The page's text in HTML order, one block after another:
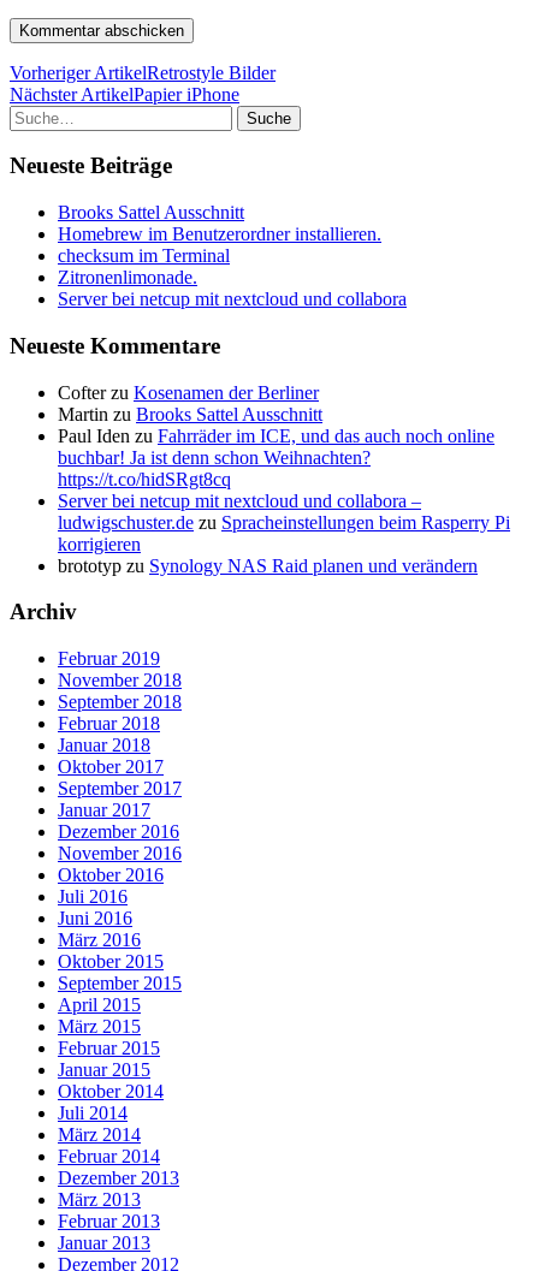
Vorheriger ArtikelRetrostyle Bilder
Nächster ArtikelPapier iPhone
Suche
Neueste Beiträge
Brooks Sattel Ausschnitt
Homebrew im Benutzerordner installieren.
checksum im Terminal
Zitronenlimonade.
Server bei netcup mit nextcloud und collabora
Neueste Kommentare
Cofterzu Kosenamen der Berliner
Martin zu Brooks Sattel Ausschnitt
Paul Iden zu Fahrräder im ICE, und das auch noch online
buchbar! Ja ist denn schon Weihnachten?
https://t.co/hidSRgt8cq
Server bei netcup mit nextcloud und collabora –
ludwigschuster.de zu Spracheinstellungen beim Rasperry Pi
korrigieren
brototyp zu Synology NAS Raid planen und verändern
Archiv
Februar 2019
November 2018
September 2018
Februar 2018
Januar 2018
Oktober 2017
September 2017
Januar 2017
Dezember 2016
November 2016
Oktober 2016
Juli 2016
Juni 2016
März 2016
Oktober 2015
September 2015
April 2015
März 2015
Februar 2015
Januar 2015
Oktober 2014
Juli 2014
März 2014
Februar 2014
Dezember 2013
März 2013
Februar 2013
Januar 2013
Dezember 2012